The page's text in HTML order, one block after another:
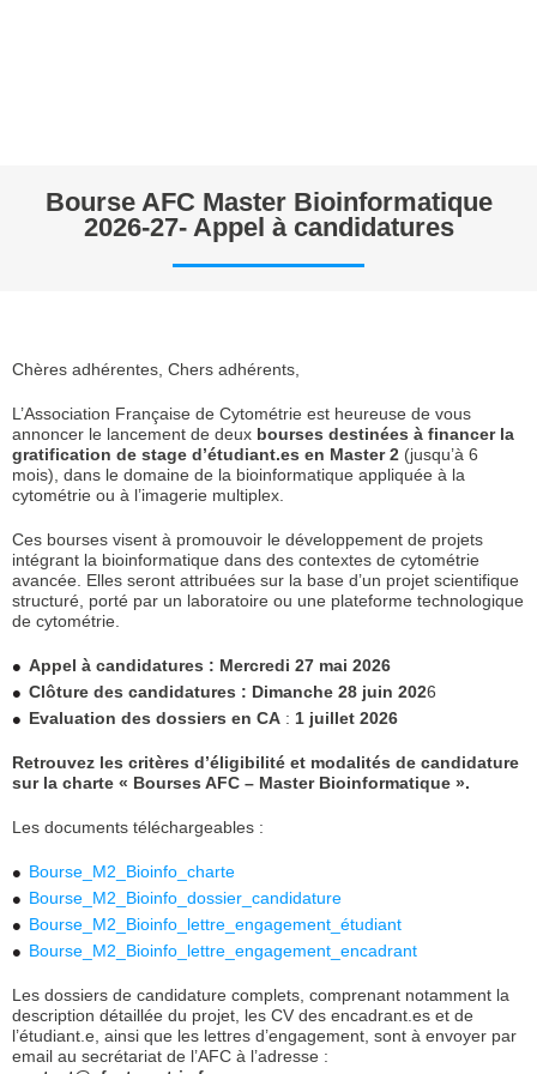
Bourse AFC Master Bioinformatique
2026-27- Appel à candidatures
Chères adhérentes, Chers adhérents,
L’Association Française de Cytométrie est heureuse de vous
annoncer le lancement de deux bourses destinées à financer la
gratification de stage d’étudiant.es en Master 2 (jusqu’à 6
mois), dans le domaine de la bioinformatique appliquée à la
cytométrie ou à l’imagerie multiplex.
Ces bourses visent à promouvoir le développement de projets
intégrant la bioinformatique dans des contextes de cytométrie
avancée. Elles seront attribuées sur la base d’un projet scientifique
structuré, porté par un laboratoire ou une plateforme technologique
de cytométrie.
Appel à candidatures : Mercredi 27 mai 2026
Clôture des candidatures : Dimanche 28 juin 2026
Evaluation des dossiers en CA : 1 juillet 2026
Retrouvez les critères d’éligibilité et modalités de candidature
sur la charte « Bourses AFC – Master Bioinformatique ».
Les documents téléchargeables :
Bourse_M2_Bioinfo_charte
Bourse_M2_Bioinfo_dossier_candidature
Bourse_M2_Bioinfo_lettre_engagement_étudiant
Bourse_M2_Bioinfo_lettre_engagement_encadrant
Les dossiers de candidature complets, comprenant notamment la
description détaillée du projet, les CV des encadrant.es et de
l’étudiant.e, ainsi que les lettres d’engagement, sont à envoyer par
email au secrétariat de l’AFC à l’adresse :